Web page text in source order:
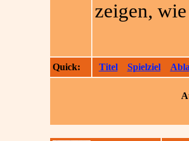
zeigen,
Quick: Titel Spielziel